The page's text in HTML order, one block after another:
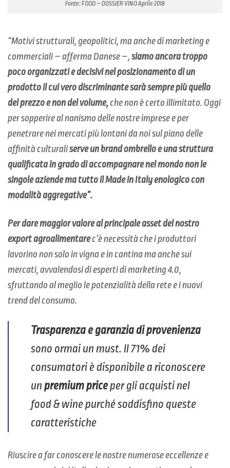
Fonte: FOOD – DOSSIER VINO Aprile 2018
“Motivi strutturali, geopolitici, ma anche di marketing e
commerciali – afferma Danese –, siamo ancora troppo
poco organizzati e decisivi nel posizionamento di un
prodotto il cui vero discriminante sarà sempre più quello
del prezzo e non del volume,che non è certo illimitato. Oggi
per sopperire al nanismo delle nostre imprese e per
penetrare nei mercati più lontani da noi sul piano delle
affinità culturaliserve un brand ombrello e una struttura
qualificata in grado di accompagnare nel mondo non le
singole aziende ma tutto il Made in Italy enologico con
modalità aggregative”.
Per dare maggior valore al principale asset del nostro
export agroalimentarec’è necessità che i produttori
lavorino non solo in vigna e in cantina ma anche sui
mercati, avvalendosi di esperti di marketing 4.0,
sfruttando al meglio le potenzialità della rete e i nuovi
trend del consumo.
Trasparenza e garanzia di provenienza
sono ormai un must. Il 71% dei
consumatori è disponibile a riconoscere
un premium priceper gli acquisti nel
food & wine purché soddisfino queste
caratteristiche
Riuscire a far conoscere le nostre numerose eccellenze e